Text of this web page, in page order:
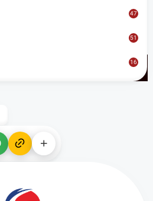
jarak dan kondisi
47
51
16